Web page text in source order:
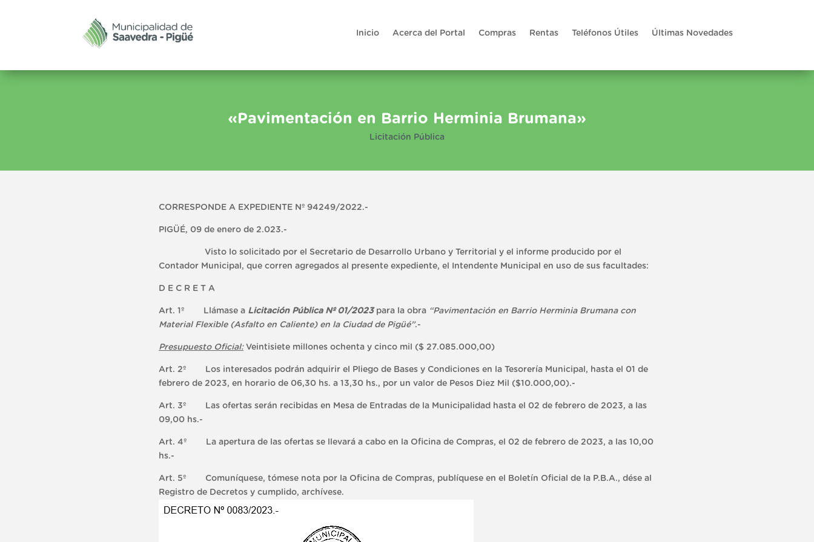
Inicio Acerca del Portal Compras Rentas Teléfonos Útiles Últimas Novedades
«Pavimentación en Barrio Herminia Brumana»
Licitación Pública
CORRESPONDE A EXPEDIENTE Nº 94249/2022.-
PIGÜÉ, 09 de enero de 2.023.-
Visto lo solicitado por el Secretario de Desarrollo Urbano y Territorial y el informe producido por el
Contador Municipal, que corren agregados al presente expediente, el Intendente Municipal en uso de sus facultades:
D E C R E T A
Art. 1º Llámase a Licitación Pública Nº 01/2023para la obra “Pavimentación en Barrio Herminia Brumana con
Material Flexible (Asfalto en Caliente) en la Ciudad de Pigüé”.-
Presupuesto Oficial:Veintisiete millones ochenta y cinco mil ($ 27.085.000,00)
Art. 2º Los interesados podrán adquirir el Pliego de Bases y Condiciones en la Tesorería Municipal, hasta el 01 de
febrero de 2023, en horario de 06,30 hs. a 13,30 hs., por un valor de Pesos Diez Mil ($10.000,00).-
Art. 3º Las ofertas serán recibidas en Mesa de Entradas de la Municipalidad hasta el 02 de febrero de 2023, a las
09,00 hs.-
Art. 4º La apertura de las ofertas se llevará a cabo en la Oficina de Compras, el 02 de febrero de 2023, a las 10,00
hs.-
Art. 5º Comuníquese, tómese nota por la Oficina de Compras, publíquese en el Boletín Oficial de la P.B.A., dése al
Registro de Decretos y cumplido, archívese.